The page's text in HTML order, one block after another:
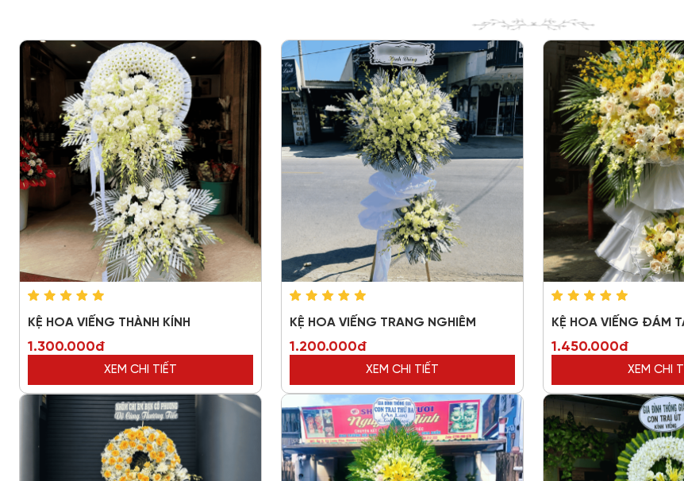
KỆ HOA VIẾNG THÀNH KÍNH
1.300.000đ
XEM CHI TIẾT
KỆ HOA VIẾNG TRANG NGHIÊM
1.200.000đ
XEM CHI TIẾT
KỆ HOA VIẾNG ĐÁM
1.450.000đ
XEM CHI